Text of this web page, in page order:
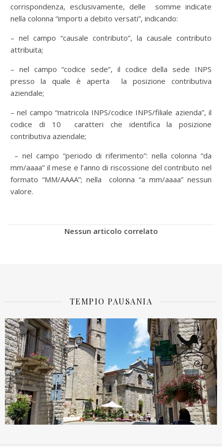
corrispondenza, esclusivamente, delle somme indicate
nella colonna “importi a debito versati”, indicando:
– nel campo “causale contributo”, la causale contributo
attribuita;
– nel campo “codice sede”, il codice della sede INPS
presso la quale è aperta la posizione contributiva
aziendale;
– nel campo “matricola INPS/codice INPS/filiale azienda”, il
codice di 10 caratteri che identifica la posizione
contributiva aziendale;
– nel campo “periodo di riferimento”: nella colonna “da
mm/aaaa” il mese e l’anno di riscossione del contributo nel
formato “MM/AAAA”; nella colonna “a mm/aaaa” nessun
valore.
Nessun articolo correlato
TEMPIO PAUSANIA